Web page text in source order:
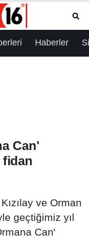
Haberler
Can'
fidan
ve Orman
geçtiğimiz yıl
Can'